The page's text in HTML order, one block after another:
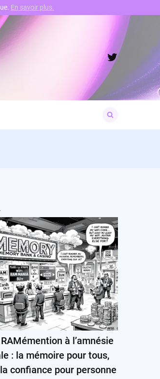
Twitter
for:
à l’amnésie
: la mémoire pour tous,
confiance pour personne
En savoir plus.